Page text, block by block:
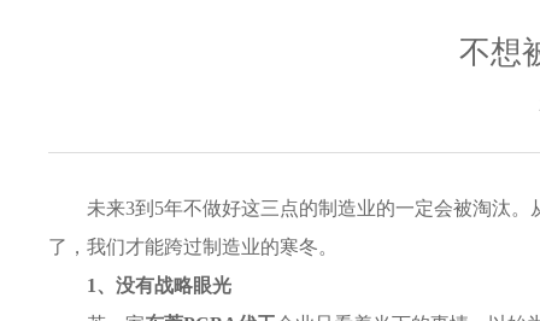
不想
未来3到5年不做好这三点的制造业的一定会被淘汰。
了，我们才能跨过制造业的寒冬。
1、没有战略眼光